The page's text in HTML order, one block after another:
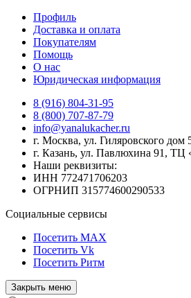
Профиль
Доставка и оплата
Покупателям
Помощь
О нас
Юридическая информация
8 (916) 804-31-95
8 (800) 707-87-79
info@yanalukacher.ru
г. Москва, ул. Гиляровского дом
г. Казань, ул. Павлюхина 91, ТЦ
Наши реквизиты:
ИНН 772471706203
ОГРНИП 315774600290533
Социальные сервисы
Посетить MAX
Посетить Vk
Посетить Ритм
Закрыть меню